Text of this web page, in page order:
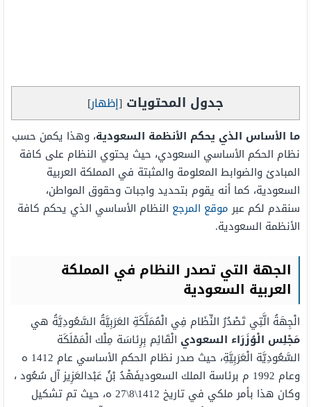
جدول المحتويات [إظهار]
ما الأساس الذي يحكم الأنظمة السعودية، وهذا يكمن حسب
نظام الحكم الأساسي السعودي، حيث يحتوي النظام على كافة
المبادئ والضوابط المعلومة والمثبتة في المملكة العربية
السعودية، كما أنه يقوم بتحديد واجبات وحقوق المواطن،
سنقدم لكم عبرموقع المرجع النظام الأساسي الذي يحكم كافة
الأنظمة السعودية.
الجهة التي تصدر النظام في المملكة
العربية السعودية
الْجِهَةُ الَّتِي تَصْدُرُ النِّظَام فِي الْمُمَلَّكَةِ العَرَبِيَّةُ السَّعُودِيَّةُ هي
مَجْلِس الْوُزَرَاء السعودي الْقَائِم بِرِئاسَة مِلْك الْمَمْلَكَة
السَّعُودِيَّة الْعَرَبِيَّةِ، حيث صدر نظام الحكم الأساسي عام 1412 ه
وعام 1992 م برئاسة الملك السعوديفَهْدُ بْنُ عَبْدالعَزِيز آل سُعُود ،
وكان هذا بأمر ملكي في تاريخ 1412\8\27 ه، حيث تم تشكيل